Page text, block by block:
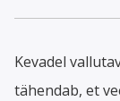
Kevadel
tähendab, et